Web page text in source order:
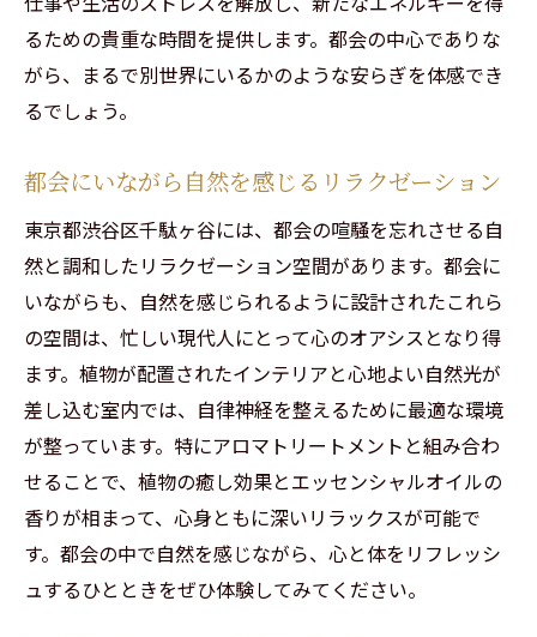
るための貴重な時間を提供します。都会の中心でありな
がら、まるで別世界にいるかのような安らぎを体感でき
るでしょう。
都会にいながら自然を感じるリラクゼーション
東京都渋谷区千駄ヶ谷には、都会の喧騒を忘れさせる自
然と調和したリラクゼーション空間があります。都会に
いながらも、自然を感じられるように設計されたこれら
の空間は、忙しい現代人にとって心のオアシスとなり得
ます。植物が配置されたインテリアと心地よい自然光が
差し込む室内では、自律神経を整えるために最適な環境
が整っています。特にアロマトリートメントと組み合わ
せることで、植物の癒し効果とエッセンシャルオイルの
香りが相まって、心身ともに深いリラックスが可能で
す。都会の中で自然を感じながら、心と体をリフレッシ
ュするひとときをぜひ体験してみてください。